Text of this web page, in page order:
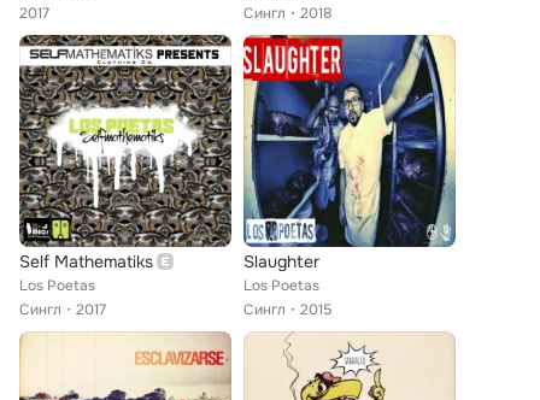
2017
Сингл
2018
Self Mathematiks
Los Poetas
Сингл
2017
Slaughter
Los Poetas
Сингл
2015